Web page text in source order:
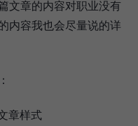
文章的内容对职业没有
内容我也会尽量说的详
章样式